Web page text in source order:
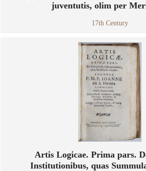
juventutis, olim per
17th Century
Artis Logicae. Prima pars.
Institutionibus, quas